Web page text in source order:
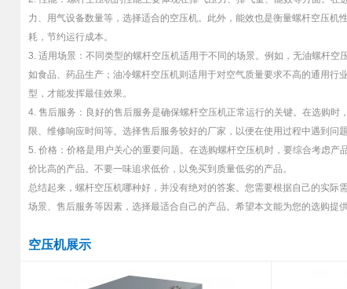
力、用气设备数量等，选择适合的空压机。此外，能效也是衡量螺杆空压机
耗，节约运行成本。
3. 适用场景：不同类型的螺杆空压机适用于不同的场景。例如，无油螺杆空
如食品、药品生产；油冷螺杆空压机则适用于对空气质量要求不高的通用行
型，才能发挥最佳效果。
4. 售后服务：良好的售后服务是确保螺杆空压机正常运行的关键。在选购时
限、维修响应时间等。选择售后服务较好的厂家，以便在使用过程中遇到问
5. 价格：价格是用户关心的重要问题。在选购螺杆空压机时，要综合考虑产
价比高的产品。不要一味追求低价，以免买到质量低劣的产品。
总结起来，螺杆空压机哪种好，并没有绝对的答案。您需要根据自己的实际
场景、售后服务等因素，选择最适合自己的产品。希望本文能为您的选购提
空压机展示